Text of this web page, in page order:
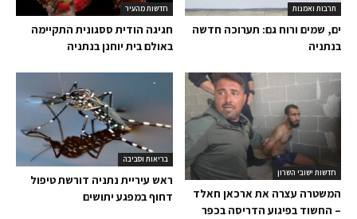
חדשות מהעיר
חגיגה הודית ססגונית התקיימה
באולם בית יוחנן בנתניה
תרבות ואמנות
ים, שמים ורוח גם: תערוכה חדשה
בנתניה
בריאות וסביבה
ראש עיריית נתניה דורשת טיפול
דחוף במפגע יתושים
חדשות ישובי השרון
המשטרה עצרה את ארכאן חאלד
– החשוד בפיגוע הדריסה בכפר